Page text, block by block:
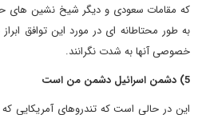
که مقامات سعودی و دیگر شیخ نشین های
به طور محتاطانه ای در مورد این توافق
خصوصی آنها به شدت نگرانند.
5) دشمن اسرائیل دشمن من است
این در حالی است که تندروهای آمریکایی که